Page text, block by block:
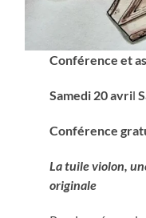
Conférence et
Samedi 20 avril
Conférence
La tuile violon,
originale